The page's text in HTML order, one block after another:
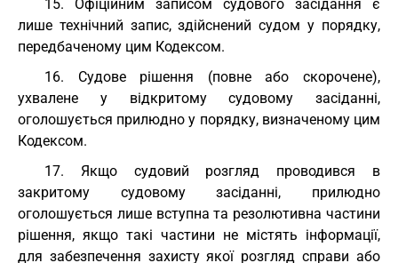
15. Офіційним записом судового засідання є
лише технічний запис, здійснений судом у порядку,
передбаченому цим Кодексом.
16. Судове рішення (повне або скорочене),
ухвалене у відкритому судовому засіданні,
оголошується прилюдно у порядку, визначеному цим
Кодексом.
17. Якщо судовий розгляд проводився в
закритому судовому засіданні, прилюдно
оголошується лише вступна та резолютивна частини
рішення, якщо такі частини не містять інформації,
для забезпечення захисту якої розгляд справи або